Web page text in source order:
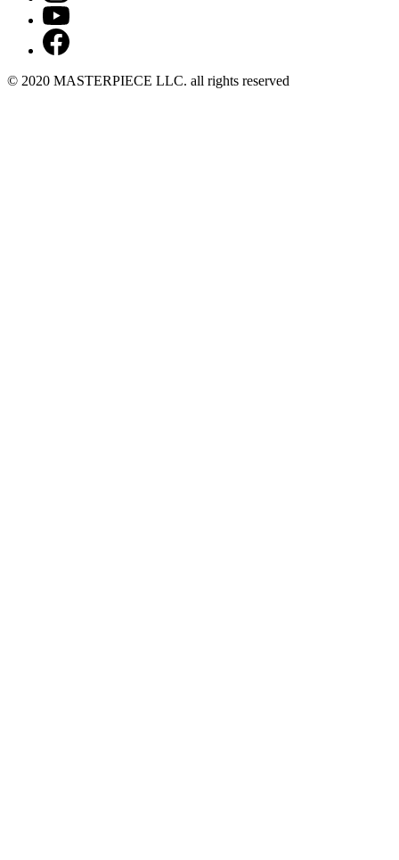
© 2020 MASTERPIECE LLC. all rights reserved